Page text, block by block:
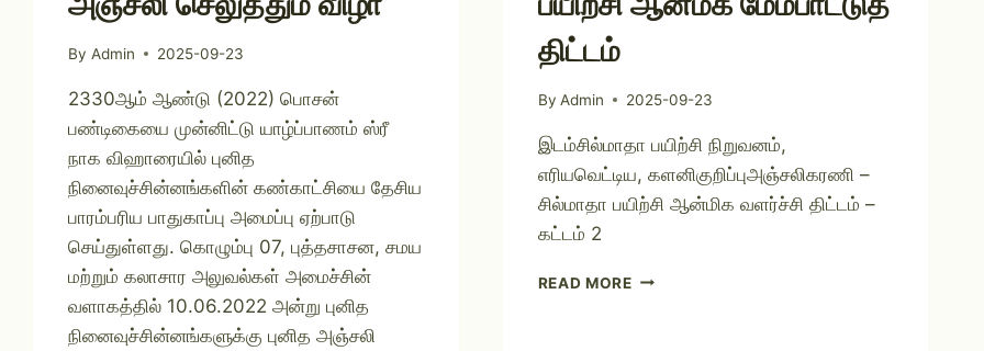
By Admin 2025-09-23
2330ஆம் ஆண்டு (2022) பொசன்
பண்டிகையை முன்னிட்டு யாழ்ப்பாணம் ஸ்ரீ
நாக விஹாரையில் புனித
நினைவுச்சின்னங்களின் கண்காட்சியை தேசிய
பாரம்பரிய பாதுகாப்பு அமைப்பு ஏற்பாடு
செய்துள்ளது. கொழும்பு 07, புத்தசாசன, சமய
மற்றும் கலாசார அலுவல்கள் அமைச்சின்
வளாகத்தில் 10.06.2022 அன்று புனித
நினைவுச்சின்னங்களுக்கு புனித அஞ்சலி
திட்டம்
By Admin 2025-09-23
இடம்சில்மாதா பயிற்சி நிறுவனம்,
எரியவெட்டிய, களனிகுறிப்புஅஞ்சலிகரணி –
சில்மாதா பயிற்சி ஆன்மிக வளர்ச்சி திட்டம் –
கட்டம் 2
READ MORE